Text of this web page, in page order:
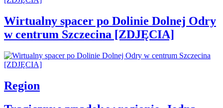
Wirtualny spacer po Dolinie Dolnej Odry
w centrum Szczecina [ZDJĘCIA]
Region